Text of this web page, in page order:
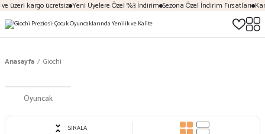
kargo ücretsiz Yeni Üyelere Özel %3 İndirim Sezona Özel İndirim Fırsatları
Anasayfa Giochi
Oyuncak
SIRALA